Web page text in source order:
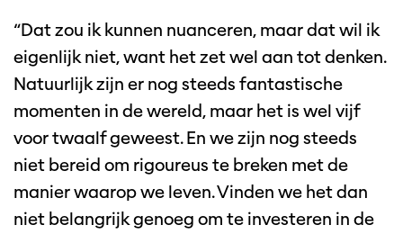
“Dat zou ik kunnen nuanceren, maar dat wil ik
eigenlijk niet, want het zet wel aan tot denken.
Natuurlijk zijn er nog steeds fantastische
momenten in de wereld, maar het is wel vijf
voor twaalf geweest. En we zijn nog steeds
niet bereid om rigoureus te breken met de
manier waarop we leven. Vinden we het dan
niet belangrijk genoeg om te investeren in de